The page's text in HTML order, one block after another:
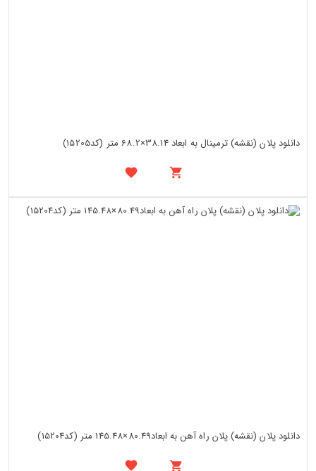
دانلود پلان (نقشه) ترمینال به ابعاد 38.14×68.2 متر (کد15205)
دانلود پلان (نقشه) پلان راه آهن به ابعاد80.49×145.48 متر (کد15204)